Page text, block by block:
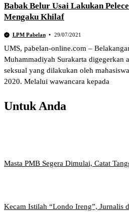
Babak Belur Usai Lakukan
Mengaku Khilaf
LPM Pabelan 29/07/2021
UMS, pabelan-online.com –
Muhammadiyah Surakarta digegerkan
seksual yang dilakukan oleh
2020. Melalui wawancara kepada
Untuk Anda
Masta PMB Segera Dimulai, Catat
Kecam Istilah “Londo Ireng”, Jurnalis